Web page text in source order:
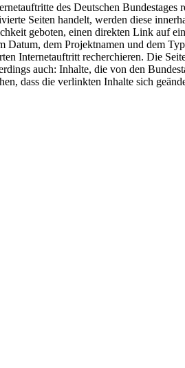
des Deutschen
Seiten handelt, werden diese
geboten, einen direkten Link auf
Datum, dem Projektnamen und dem
Internetauftritt recherchieren. Die
auch: Inhalte, die von den
dass die verlinkten Inhalte sich